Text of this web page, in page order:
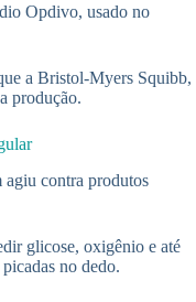
Opdivo, usado no
a Bristol-Myers Squibb,
produção.
agiu contra produtos
glicose, oxigênio e até
no dedo.